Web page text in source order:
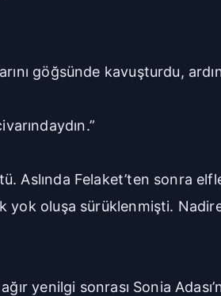
göğsünde kavuşturdu,
Aslında Felaket’ten sonra
yok oluşa sürüklenmişti.
yenilgi sonrası Sonia